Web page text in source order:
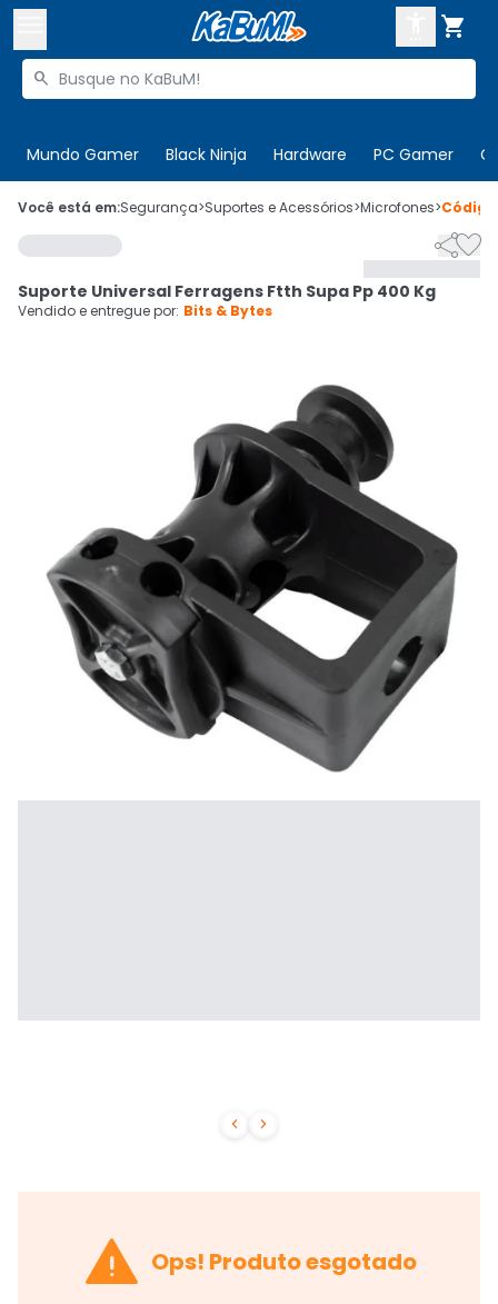

Buscar produtos

Mundo Gamer Black Ninja Hardware PC Gamer
 Olá. Acesse sua conta
 Departamentos
Cupons
CADASTRE-SE
Você está em:Segurança>Suportes e Acessórios>Microfones>
 

Suporte Universal Ferragens Ftth Supa Pp 400 Kg
Vendido e entregue por: Bits & Bytes
 Ops! Produto esgotado